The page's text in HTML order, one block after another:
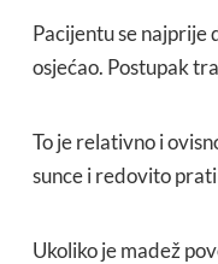
Pacijentu se najprije
osjećao. Postupak
To je relativno i
sunce i redovito
Ukoliko je madež